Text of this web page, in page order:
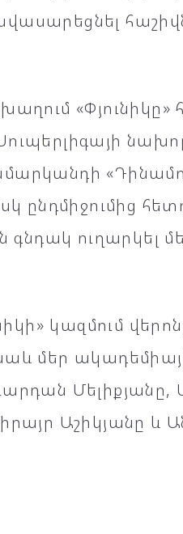
«Փյունիկը»
ընդմիջումից
ուղարկել
կազմում
մեր
Աշիկյանը և